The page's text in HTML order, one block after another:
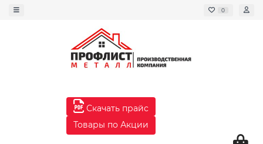
0
Скачать прайс
Товары по Акции